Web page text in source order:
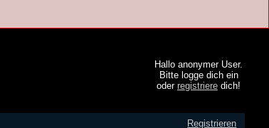
Hallo anonymer User.
Bitte logge dich ein
oder registriere dich!
Registrieren